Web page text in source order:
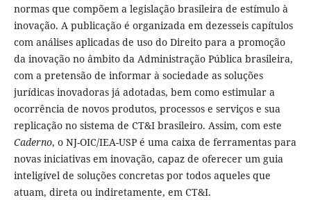
normas que compõem a legislação brasileira de estímulo à
inovação. A publicação é organizada em dezesseis capítulos
com análises aplicadas de uso do Direito para a promoção
da inovação no âmbito da Administração Pública brasileira,
com a pretensão de informar à sociedade as soluções
jurídicas inovadoras já adotadas, bem como estimular a
ocorrência de novos produtos, processos e serviços e sua
replicação no sistema de CT&I brasileiro. Assim, com este
Caderno, o NJ-OIC/IEA-USP é uma caixa de ferramentas para
novas iniciativas em inovação, capaz de oferecer um guia
inteligível de soluções concretas por todos aqueles que
atuam, direta ou indiretamente, em CT&I.